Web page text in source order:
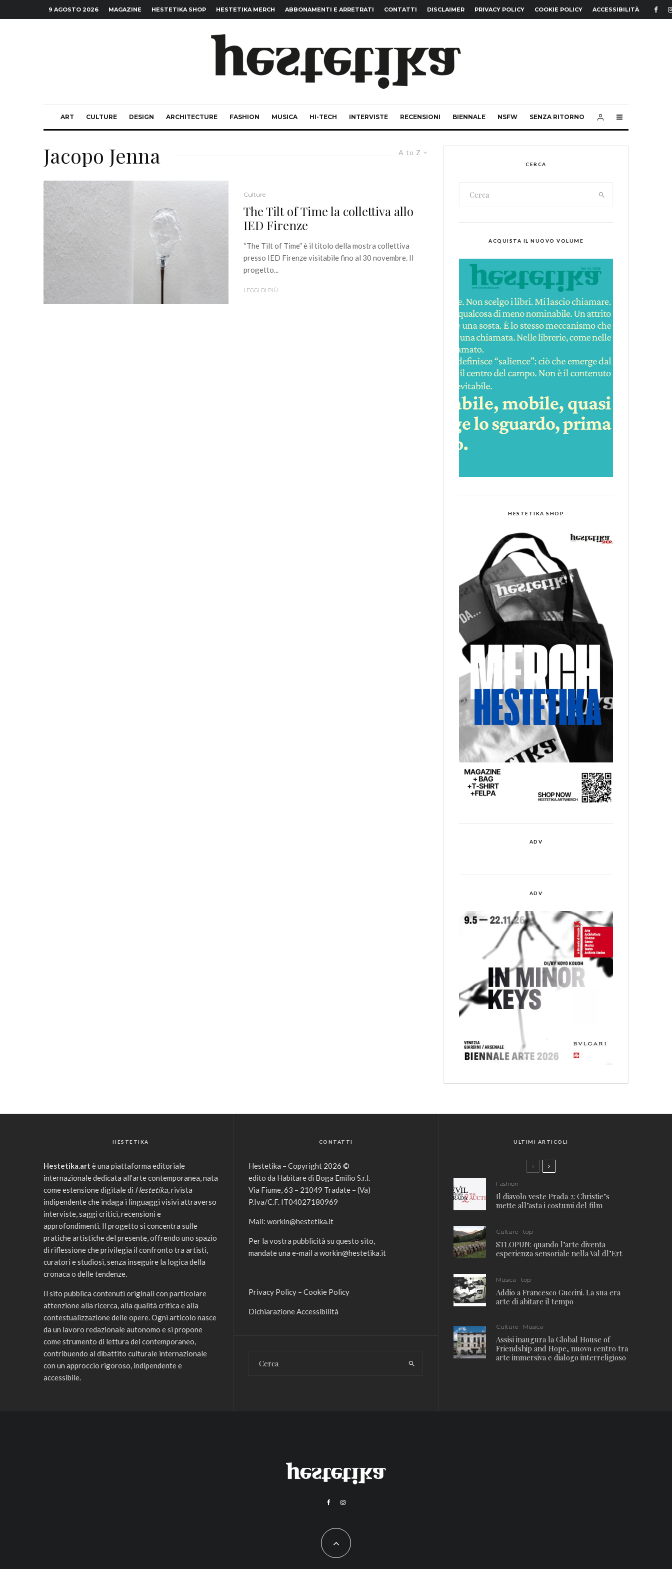
9 AGOSTO 2026 MAGAZINE HESTETIKA SHOP HESTETIKA MERCH ABBONAMENTI E ARRETRATI CONTATTI DISCLAIMER PRIVACY POLICY COOKIE POLICY ACCESSIBILITÀ
ART CULTURE DESIGN ARCHITECTURE FASHION MUSICA HI-TECH INTERVISTE RECENSIONI BIENNALE NSFW SENZA RITORNO
A to Z
Jacopo Jenna
Culture
The Tilt of Time la collettiva allo
IED Firenze
“The Tilt of Time” è il titolo della mostra collettiva
presso IED Firenze visitabile fino al 30 novembre. Il
progetto...
LEGGI DI PIÙ
CERCA
ACQUISTA IL NUOVO VOLUME
HESTETIKA SHOP
ADV
ADV
HESTETIKA
Hestetika.art è una piattaforma editoriale
internazionale dedicata all’arte contemporanea, nata
come estensione digitale di Hestetika, rivista
indipendente che indaga i linguaggi visivi attraverso
interviste, saggi critici, recensioni e
approfondimenti. Il progetto si concentra sulle
pratiche artistiche del presente, offrendo uno spazio
di riflessione che privilegia il confronto tra artisti,
curatori e studiosi, senza inseguire la logica della
cronaca o delle tendenze.
Il sito pubblica contenuti originali con particolare
attenzione alla ricerca, alla qualità critica e alla
contestualizzazione delle opere. Ogni articolo nasce
da un lavoro redazionale autonomo e si propone
come strumento di lettura del contemporaneo,
contribuendo al dibattito culturale internazionale
con un approccio rigoroso, indipendente e
accessibile.
CONTATTI
Hestetika – Copyright 2026 ©
edito da Habitare di Boga Emilio S.r.l.
Via Fiume, 63 – 21049 Tradate – (Va)
P.Iva/C.F. IT04027180969
Mail: workin@hestetika.it
Per la vostra pubblicità su questo sito,
mandate una e-mail a workin@hestetika.it
Privacy Policy – Cookie Policy
Dichiarazione Accessibilità
ULTIMI ARTICOLI
Fashion
Il diavolo veste Prada 2: Christie’s
mette all’asta i costumi del film
Culture top
STLOPUN: quando l’arte diventa
esperienza sensoriale nella Val dl’Ert
Musica top
Addio a Francesco Guccini. La sua era
arte di abitare il tempo
Culture Musica
Assisi inaugura la Global House of
Friendship and Hope, nuovo centro tra
arte immersiva e dialogo interreligioso